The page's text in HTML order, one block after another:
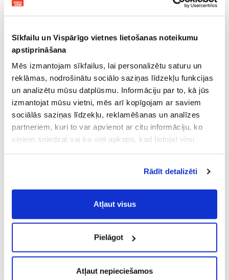
Sīkfailu un Vispārīgo vietnes lietošanas noteikumu
apstiprināšana
Mēs izmantojam sīkfailus, lai personalizētu saturu un
reklāmas, nodrošinātu sociālo saziņas līdzekļu funkcijas
un analizētu mūsu datplūsmu. Informāciju par to, kā jūs
izmantojat mūsu vietni, mēs arī kopīgojam ar saviem
sociālās saziņas līdzekļu, reklamēšanas un analīzes
partneriem, kuri to var apvienot ar citu informāciju, ko
viņiem sniedzat vai ko viņi apkopo, kad lietojat viņu
Vispārīgiem vietnes lietošanas
noteikumiem(saīsināti - VVLN).
Rādīt detalizēti
Atļaut visus
Pielāgot
Atļaut nepieciešamos